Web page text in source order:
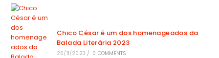
Chico César é um dos homenageados da
Balada Literária 2023
26/11/2023 / 0 COMMENTS